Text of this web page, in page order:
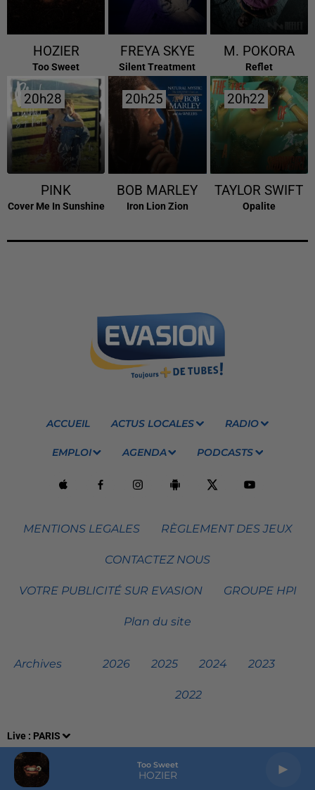
Live : PARIS
Too Sweet
HOZIER
HOZIER
Too Sweet
FREYA SKYE
Silent Treatment
M. POKORA
Reflet
20h28
20h28
PINK
Cover Me In Sunshine
20h25
20h25
BOB MARLEY
Iron Lion Zion
20h22
20h22
TAYLOR SWIFT
Opalite
ACCUEIL ACTUS LOCALES RADIO
EMPLOI AGENDA PODCASTS
MENTIONS LEGALES RÈGLEMENT DES JEUX
CONTACTEZ NOUS
VOTRE PUBLICITÉ SUR EVASION GROUPE HPI
Plan du site
Archives 2026 2025 2024 2023
2022